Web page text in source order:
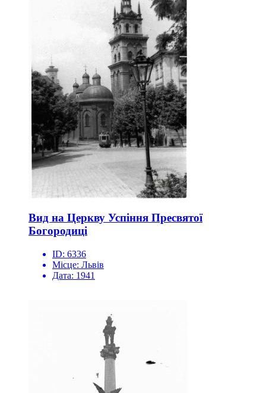
Вид на Церкву Успіння Пресвятої
Богородиці
ID: 6336
Місце: Львів
Дата: 1941